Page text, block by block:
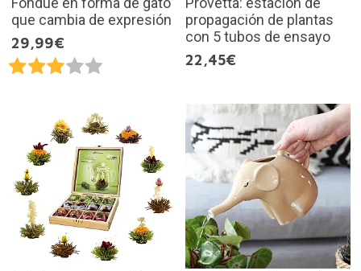
que cambia de expresión
29,99€
propagación de plantas
con 5 tubos de ensayo
22,45€